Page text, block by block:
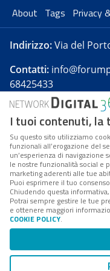
About Tags Privacy
Indirizzo:Via del
Contatti:
68425433
Forumpa.itè una
presso Registro
Reg. n. 182 del 2
FPA s.r.l. è
Coordinamento da
è un'azienda
Codice Fiscale/
n.
I tuoi contenuti, la
Su questo sito utilizziamo
funzionali all’erogazione del
un’esperienza di
le nostre funzionalità social e
marketing aderenti alle tue
Puoi esprimere il tuo consenso
Chiudendo questa
Potrai sempre gestire le tue
e ottenere maggiori
COOKIE POLICY.